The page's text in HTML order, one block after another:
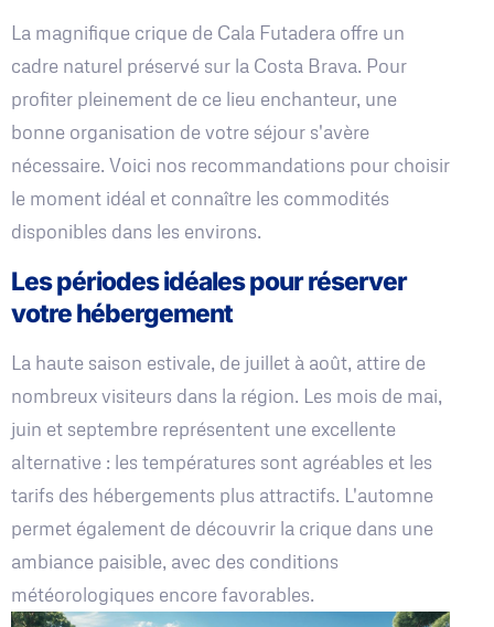
La magnifique crique de Cala Futadera offre un
cadre naturel préservé sur la Costa Brava. Pour
profiter pleinement de ce lieu enchanteur, une
bonne organisation de votre séjour s'avère
nécessaire. Voici nos recommandations pour choisir
le moment idéal et connaître les commodités
disponibles dans les environs.
Les périodes idéales pour réserver
votre hébergement
La haute saison estivale, de juillet à août, attire de
nombreux visiteurs dans la région. Les mois de mai,
juin et septembre représentent une excellente
alternative : les températures sont agréables et les
tarifs des hébergements plus attractifs. L'automne
permet également de découvrir la crique dans une
ambiance paisible, avec des conditions
météorologiques encore favorables.